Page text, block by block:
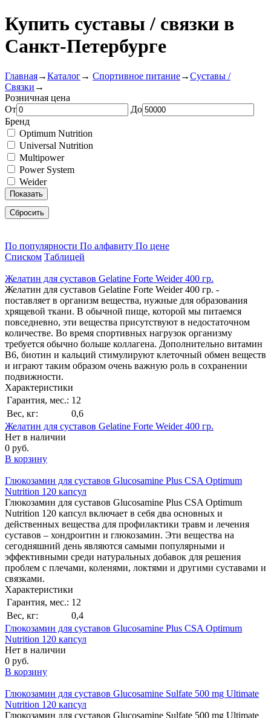
Купить суставы / связки в
Санкт-Петербурге
Главная→Каталог→ Спортивное питание→Суставы /
Связки →
Розничная цена
От
До
Бренд
Optimum Nutrition
Universal Nutrition
Multipower
Power System
Weider
Показать
Сбросить
По популярности По алфавиту По цене
Списком Таблицей
Желатин для суставов Gelatine Forte Weider 400 гр.
Желатин для суставов Gelatine Forte Weider 400 гр. -
поставляет в организм вещества, нужные для образования
хрящевой ткани. В обычной пище, которой мы питаемся
повседневно, эти вещества присутствуют в недостаточном
количестве. Во время спортивных нагрузок организму
требуется обычно больше коллагена. Дополнительно витамин
В6, биотин и кальций стимулируют клеточный обмен веществ
и играют таким образом очень важную роль в сохранении
подвижности.
Характеристики
Гарантия, мес.: 12
Вес, кг:
0,6
Желатин для суставов Gelatine Forte Weider 400 гр.
Нет в наличии
0 руб.
В корзину
Глюкозамин для суставов Glucosamine Plus CSA Optimum
Nutrition 120 капсул
Глюкозамин для суставов Glucosamine Plus CSA Optimum
Nutrition 120 капсул включает в себя два основных и
действенных вещества для профилактики травм и лечения
суставов – хондроитин и глюкозамин. Эти вещества на
сегодняшний день являются самыми популярными и
эффективными среди натуральных добавок для решения
проблем с плечами, коленями, локтями и другими суставами и
связками.
Характеристики
Гарантия, мес.: 12
Вес, кг:
0,4
Глюкозамин для суставов Glucosamine Plus CSA Optimum
Nutrition 120 капсул
Нет в наличии
0 руб.
В корзину
Глюкозамин для суставов Glucosamine Sulfate 500 mg Ultimate
Nutrition 120 капсул
Глюкозамин для суставов Glucosamine Sulfate 500 mg Ultimate